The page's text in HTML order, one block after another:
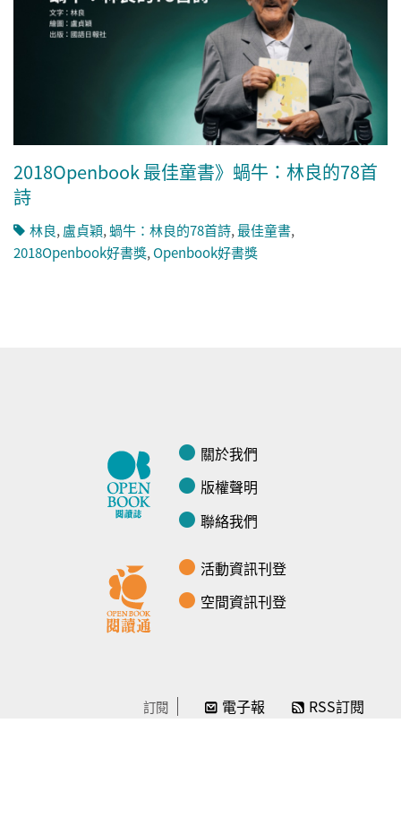
2018Openbook 最佳童書》蝸牛：林良的78首
詩
林良,盧貞穎,蝸牛：林良的78首詩,最佳童書,
2018Openbook好書獎,Openbook好書獎
關於我們
版權聲明
聯絡我們
活動資訊刊登
空間資訊刊登
訂閱 電子報 RSS訂閱